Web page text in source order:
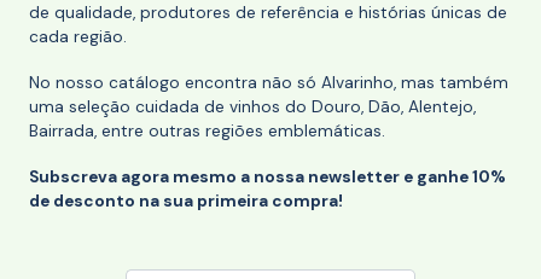
de qualidade, produtores de referência e histórias únicas de
cada região.
No nosso catálogo encontra não só Alvarinho, mas também
uma seleção cuidada de vinhos do Douro, Dão, Alentejo,
Bairrada, entre outras regiões emblemáticas.
Subscreva agora mesmo a nossa newsletter e ganhe 10%
de desconto na sua primeira compra!